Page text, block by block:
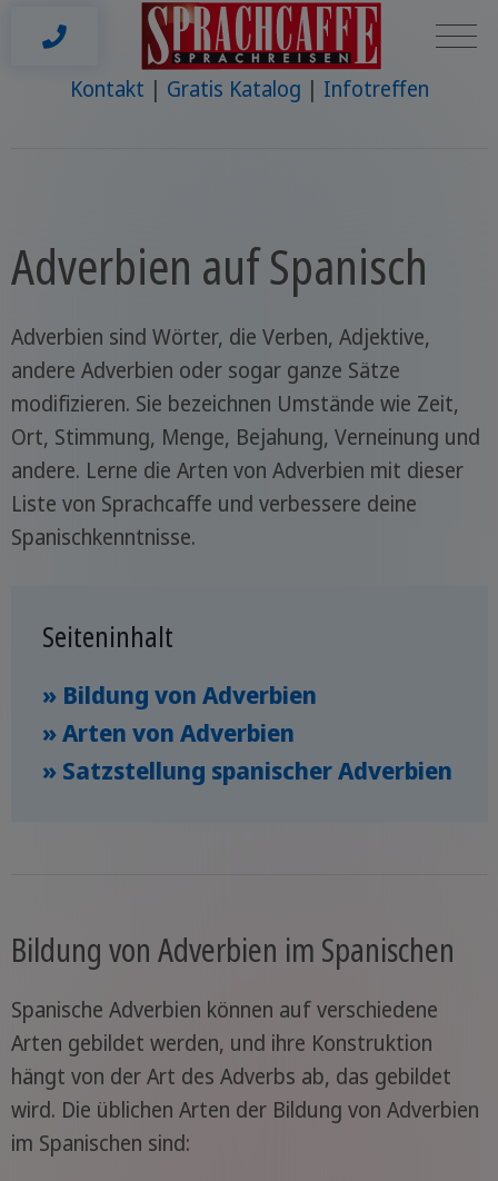
Kontakt Gratis Katalog Infotreffen
Adverbien auf Spanisch
Adverbien sind Wörter, die Verben, Adjektive,
andere Adverbien oder sogar ganze Sätze
modifizieren. Sie bezeichnen Umstände wie Zeit,
Ort, Stimmung, Menge, Bejahung, Verneinung und
andere. Lerne die Arten von Adverbien mit dieser
Liste von Sprachcaffe und verbessere deine
Spanischkenntnisse.
Seiteninhalt
» Bildung von Adverbien
» Arten von Adverbien
» Satzstellung spanischer Adverbien
Bildung von Adverbien im Spanischen
Spanische Adverbien können auf verschiedene
Arten gebildet werden, und ihre Konstruktion
hängt von der Art des Adverbs ab, das gebildet
wird. Die üblichen Arten der Bildung von Adverbien
im Spanischen sind: